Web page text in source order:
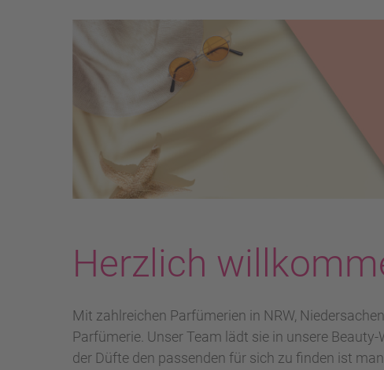
Herzlich
Mit zahlreichen Parfümerien in NRW,
Parfümerie. Unser Team lädt sie in unsere
der Düfte den passenden für sich zu finden ist